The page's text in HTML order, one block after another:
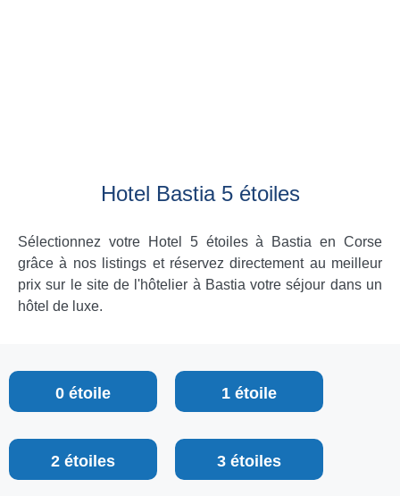
Hotel Bastia 5 étoiles
Sélectionnez votre Hotel 5 étoiles à Bastia en Corse
grâce à nos listings et réservez directement au meilleur
prix sur le site de l'hôtelier à Bastia votre séjour dans un
hôtel de luxe.
0 étoile 1 étoile
2 étoiles 3 étoiles